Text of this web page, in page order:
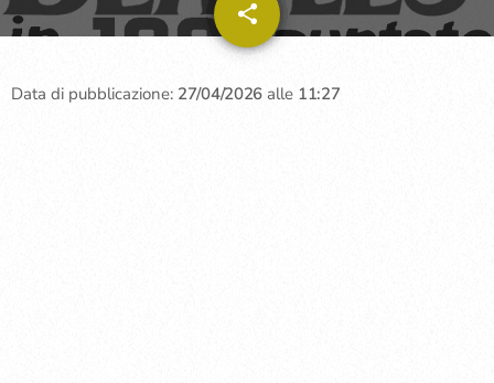
share
email
Data di pubblicazione: 27/04/2026 alle 11:27